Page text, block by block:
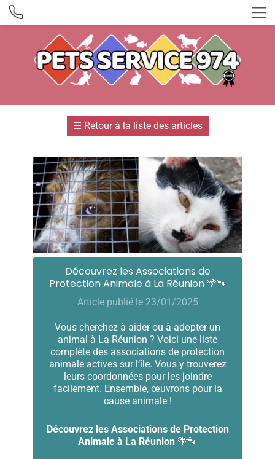
☰ Retour à la liste des articles
Découvrez les Associations de
Protection Animale à La Réunion 🌴🐾
Article publié le 23/01/2025
Vous cherchez à aider ou à adopter un
animal à La Réunion ? Voici une liste
complète des associations de protection
animale actives sur l’île. Vous y trouverez
leurs coordonnées pour les joindre
facilement. Ensemble, œuvrons pour la
cause animale !
Découvrez les Associations de Protection
Animale à La Réunion 🌴🐾